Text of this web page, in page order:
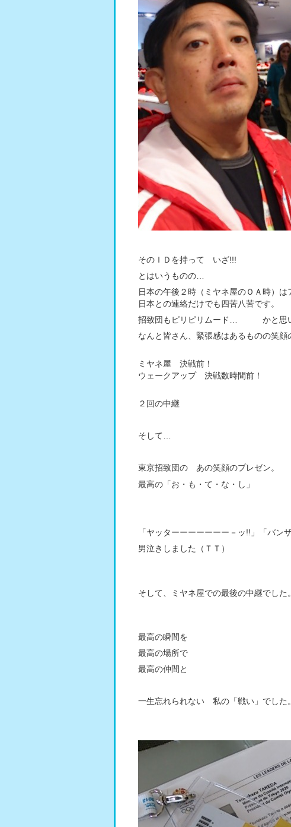
そのＩＤを持って いざ!!!
とはいうものの…
日本の午後２時（ミヤネ屋のＯＡ時）
日本との連絡だけでも四苦八苦です。
招致団もピリピリムード… かと思い
なんと皆さん、緊張感はあるものの笑顔
ミヤネ屋 決戦前！
ウェークアップ 決戦数時間前！
２回の中継
そして…
東京招致団の あの笑顔のプレゼン。
最高の「お・も・て・な・し」
「ヤッターーーーーーー－ッ!!」「バン
男泣きしました（ＴＴ）
そして、ミヤネ屋での最後の中継でした。
最高の瞬間を
最高の場所で
最高の仲間と
一生忘れられない 私の「戦い」でした。